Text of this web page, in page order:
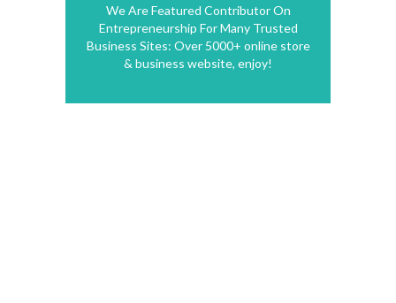
We Are Featured Contributor On
Entrepreneurship For Many Trusted
Business Sites: Over 5000+ online store
& business website, enjoy!